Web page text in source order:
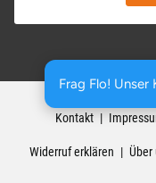
Frag Flo!
basenio.de
Kontakt
Widerruf erklären Über